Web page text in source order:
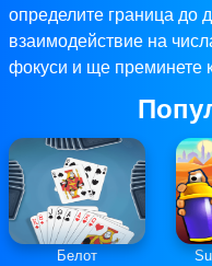
определите граница до
взаимодействие на
фокуси и ще преминете
Белот